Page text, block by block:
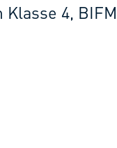
4,